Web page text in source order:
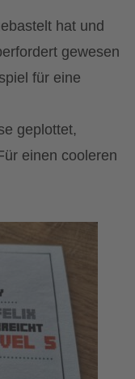
hat und
gewesen
für eine
geplottet,
einen cooleren